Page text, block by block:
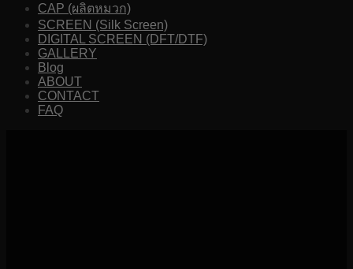
CAP (ผลิตหมวก)
SCREEN (Silk Screen)
DIGITAL SCREEN (DFT/DTF)
GALLERY
Blog
ABOUT
CONTACT
FAQ